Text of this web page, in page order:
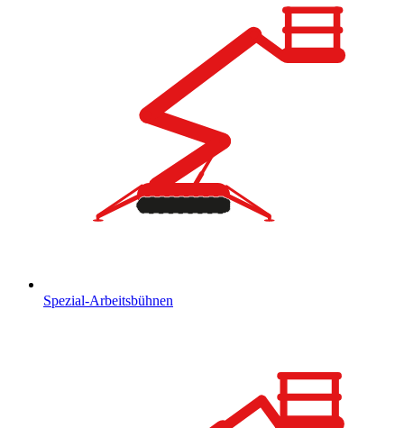
Spezial-Arbeitsbühnen